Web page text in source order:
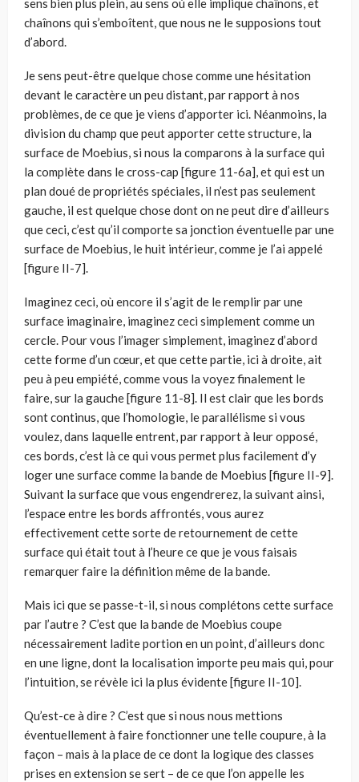
sens bien plus plein, au sens où elle implique chaînons, et
chaînons qui s’emboîtent, que nous ne le supposions tout
d’abord.
Je sens peut-être quelque chose comme une hésitation
devant le caractère un peu distant, par rapport à nos
problèmes, de ce que je viens d’apporter ici. Néanmoins, la
division du champ que peut apporter cette structure, la
surface de Moebius, si nous la comparons à la surface qui
la complète dans le cross-cap [figure 11-6a], et qui est un
plan doué de propriétés spéciales, il n’est pas seule­ment
gauche, il est quelque chose dont on ne peut dire d’ailleurs
que ceci, c’est qu’il comporte sa jonction éventuelle par une
surface de Moebius, le huit inté­rieur, comme je l’ai appelé
[figure II-7].
Imaginez ceci, où encore il s’agit de le remplir par une
surface imaginaire, imaginez ceci simplement comme un
cercle. Pour vous l’imager simplement, imaginez d’abord
cette forme d’un cœur, et que cette partie, ici à droite, ait
peu à peu empiété, comme vous la voyez finalement le
faire, sur la gauche [figure 11-8]. Il est clair que les bords
sont continus, que l’homologie, le parallélisme si vous
voulez, dans laquelle entrent, par rapport à leur opposé,
ces bords, c’est là ce qui vous permet plus facilement d’y
loger une surface comme la bande de Moebius [figure II-9].
Suivant la surface que vous engendrerez, la suivant ainsi,
l’espace entre les bords affrontés, vous aurez
effectivement cette sorte de retournement de cette
surface qui était tout à l’heure ce que je vous faisais
remarquer faire la définition même de la bande.
Mais ici que se passe-t-il, si nous complétons cette surface
par l’autre ? C’est que la bande de Moebius coupe
nécessairement ladite portion en un point, d’ailleurs donc
en une ligne, dont la localisation importe peu mais qui, pour
l’intuition, se révèle ici la plus évidente [figure II-10].
Qu’est-ce à dire ? C’est que si nous nous mettions
éventuellement à faire fonctionner une telle coupure, à la
façon – mais à la place de ce dont la logique des classes
prises en extension se sert – de ce que l’on appelle les